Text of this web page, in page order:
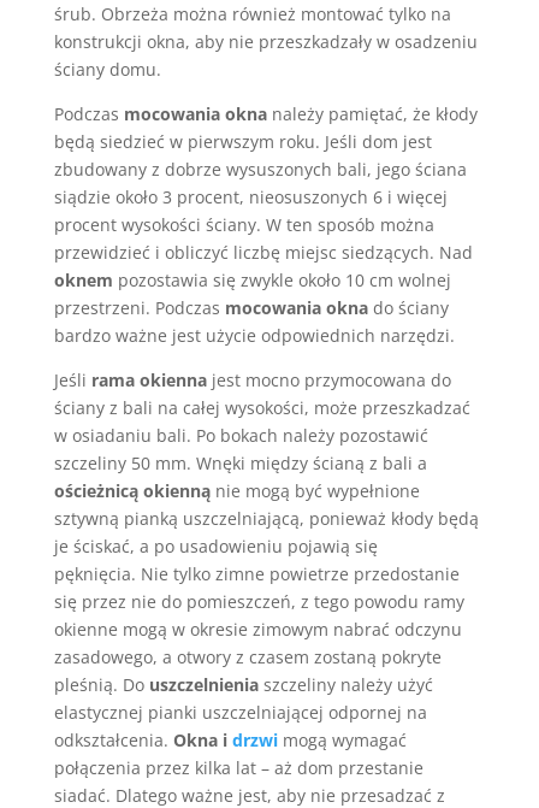
śrub. Obrzeża można również montować tylko na
konstrukcji okna, aby nie przeszkadzały w osadzeniu
ściany domu.
Podczas mocowania oknanależy pamiętać, że kłody
będą siedzieć w pierwszym roku. Jeśli dom jest
zbudowany z dobrze wysuszonych bali, jego ściana
siądzie około 3 procent, nieosuszonych 6 i więcej
procent wysokości ściany. W ten sposób można
przewidzieć i obliczyć liczbę miejsc siedzących. Nad
oknem pozostawia się zwykle około 10 cm wolnej
przestrzeni. Podczas mocowania oknado ściany
bardzo ważne jest użycie odpowiednich narzędzi.
Jeśli rama okiennajest mocno przymocowana do
ściany z bali na całej wysokości, może przeszkadzać
w osiadaniu bali. Po bokach należy pozostawić
szczeliny 50 mm. Wnęki między ścianą z bali a
ościeżnicą okiennąnie mogą być wypełnione
sztywną pianką uszczelniającą, ponieważ kłody będą
je ściskać, a po usadowieniu pojawią się
pęknięcia. Nie tylko zimne powietrze przedostanie
się przez nie do pomieszczeń, z tego powodu ramy
okienne mogą w okresie zimowym nabrać odczynu
zasadowego, a otwory z czasem zostaną pokryte
pleśnią. Do uszczelnieniaszczeliny należy użyć
elastycznej pianki uszczelniającej odpornej na
odkształcenia. Okna i drzwimogą wymagać
połączenia przez kilka lat – aż dom przestanie
siadać. Dlatego ważne jest, aby nie przesadzać z